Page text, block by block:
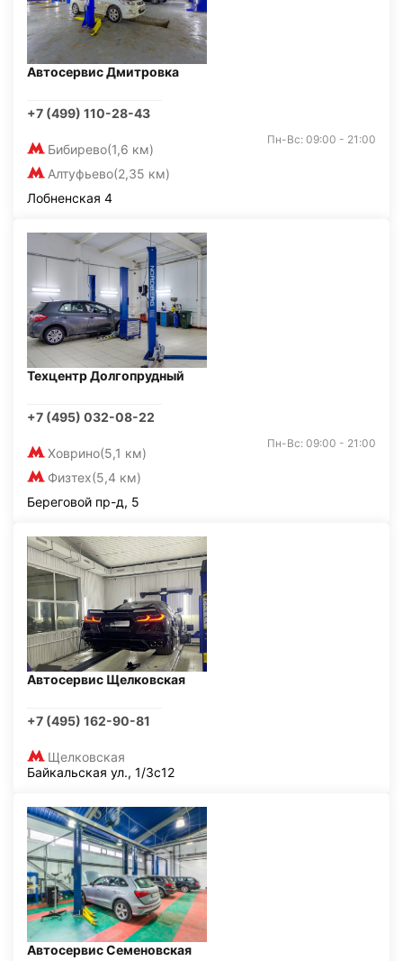
Автосервис Дмитровка
+7 (499) 110-28-43
Бибирево(1,6 км)
Алтуфьево(2,35 км)
Пн-Вс: 09:00 - 21:00
Лобненская 4
Техцентр Долгопрудный
+7 (495) 032-08-22
Ховрино(5,1 км)
Физтех(5,4 км)
Пн-Вс: 09:00 - 21:00
Береговой пр-д, 5
Автосервис Щелковская
+7 (495) 162-90-81
Щелковская
Байкальская ул., 1/3с12
Автосервис Семеновская